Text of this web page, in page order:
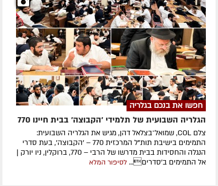
חפשו את בנכם בגלריה
הגלריה השבועית של תלמידי 'הקבוצה' בבית חיינו 770
צלם COL, שמואל־בצלאל דהן, מגיש את הגלריה השבועית:
התמימים בישיבת תות"ל המרכזית 770 – 'הקבוצה', בעת סדרי
הנגלה והחסידות בבית מדרשו של הרבי – 770, ברוקלין, ניו יורק |
אל התמימים ב'סדרים... לסיפור המלא